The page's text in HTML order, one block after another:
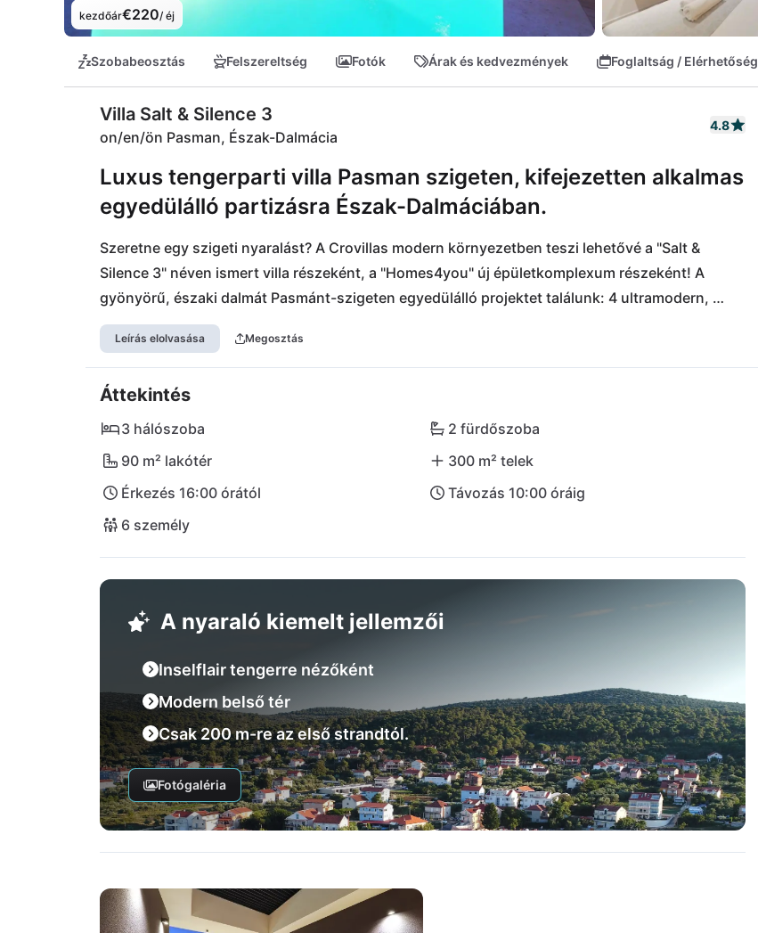
kezdőár€220/ éj
Szobabeosztás Felszereltség Fotók Árak és kedvezmények Foglaltság / Elérhetőség
Villa Salt & Silence 3
on/en/ön Pasman, Észak-Dalmácia
4.8
Luxus tengerparti villa Pasman szigeten, kifejezetten alkalmas
egyedülálló partizásra Észak-Dalmáciában.
Szeretne egy szigeti nyaralást? A Crovillas modern környezetben teszi lehetővé a "Salt &
Silence 3" néven ismert villa részeként, a "Homes4you" új épületkomplexum részeként! A
gyönyörű, északi dalmát Pasmánt-szigeten egyedülálló projektet találunk: 4 ultramodern,
egyszintes tengerparti villa, készen áll, hogy luxusos pihenést nyújtson. Itt minden lassítva
van. A szigetre a Zadar vagy Biograd következő révvel juthat el. A zágrábi nemzetközi
repülőtér (ZAD) is könnyen elérhető, mindössze fél órára van innen!
Leírás elolvasása Megosztás
Áttekintés
3 hálószoba
2 fürdőszoba
90 m² lakótér
300 m² telek
Érkezés 16:00 órától
Távozás 10:00 óráig
6 személy
A nyaraló kiemelt jellemzői
Inselflair tengerre nézőként
Modern belső tér
Csak 200 m-re az első strandtól.
Fotógaléria